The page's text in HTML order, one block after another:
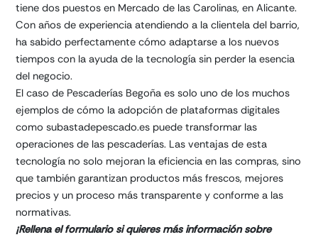
tiene dos puestos en Mercado de las Carolinas, en Alicante.
Con años de experiencia atendiendo a la clientela del barrio,
ha sabido perfectamente cómo adaptarse a los nuevos
tiempos con la ayuda de la tecnología sin perder la esencia
del negocio.
El caso de Pescaderías Begoña es solo uno de los muchos
ejemplos de cómo la adopción de plataformas digitales
como subastadepescado.es puede transformar las
operaciones de las pescaderías. Las ventajas de esta
tecnología no solo mejoran la eficiencia en las compras, sino
que también garantizan productos más frescos, mejores
precios y un proceso más transparente y conforme a las
normativas.
¡Rellena el formulario si quieres más información sobre